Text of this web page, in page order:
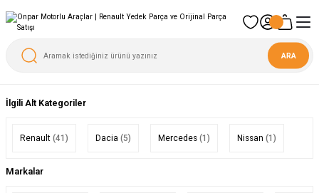
ARA
İlgili Alt Kategoriler
Renault (41) Dacia (5) Mercedes (1) Nissan (1)
Markalar